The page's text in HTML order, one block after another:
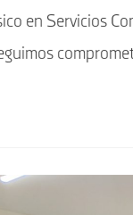
en Servicios